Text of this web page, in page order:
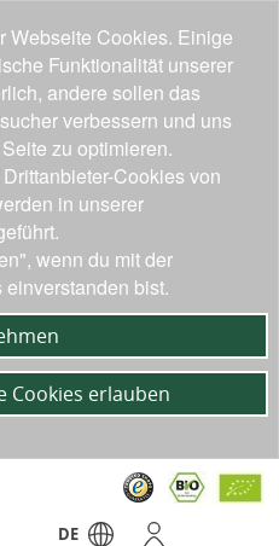
DE
Webseite Cookies. Einige
Funktionalität unserer
andere sollen das
verbessern und uns
zu optimieren.
Cookies von
in unserer
wenn du mit der
bist.
Cookies erlauben